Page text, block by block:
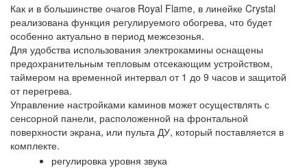
Как и в большинстве очагов Royal Flame, в линейке Crystal
реализована функция регулируемого обогрева, что будет
особенно актуально в период межсезонья.
Для удобства использования электрокамины оснащены
предохранительным тепловым отсекающим устройством,
таймером на временной интервал от 1 до 9 часов и защитой
от перегрева.
Управление настройками каминов может осуществлять с
сенсорной панели, расположенной на фронтальной
поверхности экрана, или пульта ДУ, который поставляется в
комплекте.
регулировка уровня звука